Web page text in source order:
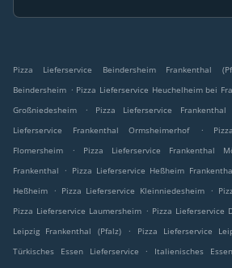
Pizza Lieferservice Beindersheim Frankenthal
Beindersheim . Pizza Lieferservice Heuchelheim bei
Großniedesheim
. Pizza Lieferservice Frankenthal
Lieferservice Frankenthal Ormsheimerhof
.
Flomersheim
. Pizza Lieferservice Frankenthal
Frankenthal
. Pizza Lieferservice Heßheim
Heßheim
. Pizza Lieferservice Kleinniedesheim .
Pizza Lieferservice Laumersheim . Pizza Lieferservice
Leipzig Frankenthal (Pfalz)
. Pizza Lieferservice
Türkisches Essen Lieferservice
. Italienisches